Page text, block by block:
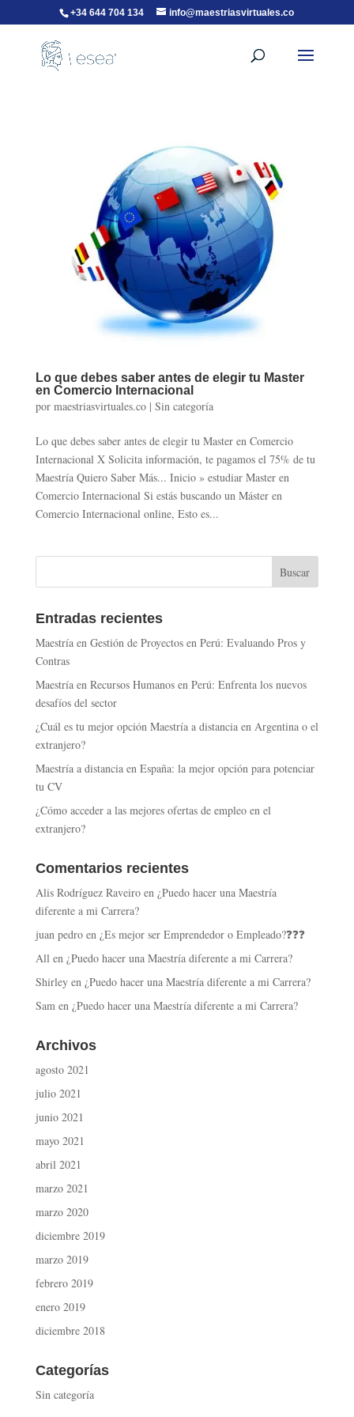
+34 644 704 134 info@maestriasvirtuales.co
Lo que debes saber antes de elegir tu Master
en Comercio Internacional
por maestriasvirtuales.co| Sin categoría
Lo que debes saber antes de elegir tu Master en Comercio
Internacional X Solicita información, te pagamos el 75% de tu
Maestría Quiero Saber Más... Inicio » estudiar Master en
Comercio Internacional Si estás buscando un Máster en
Comercio Internacional online, Esto es...
Entradas recientes
Maestría en Gestión de Proyectos en Perú: Evaluando Pros y
Contras
Maestría en Recursos Humanos en Perú: Enfrenta los nuevos
desafíos del sector
¿Cuál es tu mejor opción Maestría a distancia en Argentina o el
extranjero?
Maestría a distancia en España: la mejor opción para potenciar
tu CV
¿Cómo acceder a las mejores ofertas de empleo en el
extranjero?
Comentarios recientes
Alis Rodríguez Raveiroen ¿Puedo hacer una Maestría
diferente a mi Carrera?
juan pedroen ¿Es mejor ser Emprendedor o Empleado?❓❓❓
Allen ¿Puedo hacer una Maestría diferente a mi Carrera?
Shirleyen ¿Puedo hacer una Maestría diferente a mi Carrera?
Samen ¿Puedo hacer una Maestría diferente a mi Carrera?
Archivos
agosto 2021
julio 2021
junio 2021
mayo 2021
abril 2021
marzo 2021
marzo 2020
diciembre 2019
marzo 2019
febrero 2019
enero 2019
diciembre 2018
Categorías
Sin categoría